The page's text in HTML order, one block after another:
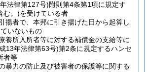
法律第127号)附則第4条第1項に規定す
む。)を受けている者
揚者で、本邦に引き揚げた日から起算し
いないもの
養所入所者等に対する補償金の支給等に
13年法律第63号)第2条に規定するハンセ
者等
暴力の防止及び被害者の保護等に関する